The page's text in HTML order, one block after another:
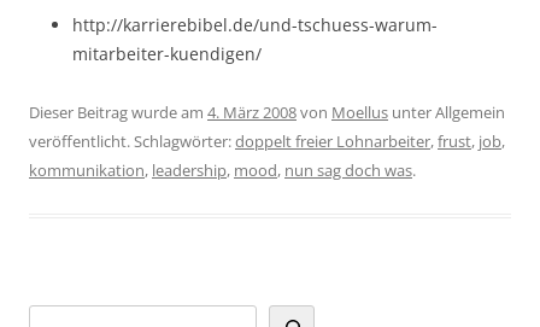
http://karrierebibel.de/und-tschuess-warum-
mitarbeiter-kuendigen/
Dieser Beitrag wurde am 4. März 2008von Moellus unter Allgemein
veröffentlicht. Schlagwörter:doppelt freier Lohnarbeiter,frust, job,
kommunikation, leadership, mood, nun sag doch was.